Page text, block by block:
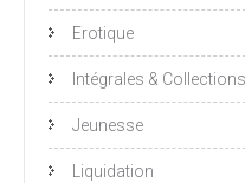
Erotique
Intégrales & Collections
Jeunesse
Liquidation